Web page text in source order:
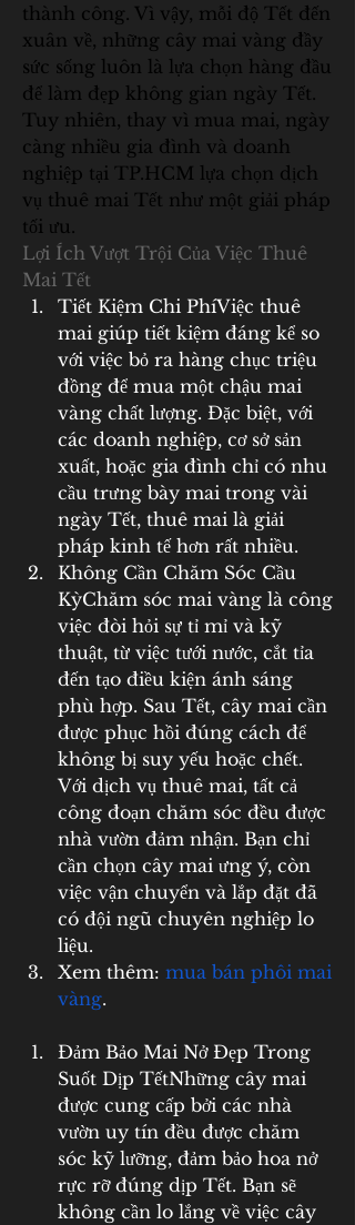
thành công. Vì vậy, mỗi độ Tết đến
xuân về, những cây mai vàng đầy
sức sống luôn là lựa chọn hàng đầu
để làm đẹp không gian ngày Tết.
Tuy nhiên, thay vì mua mai, ngày
càng nhiều gia đình và doanh
nghiệp tại TP.HCM lựa chọn dịch
vụ thuê mai Tết như một giải pháp
tối ưu.
Lợi Ích Vượt Trội Của Việc Thuê
Mai Tết
Tiết Kiệm Chi PhíViệc thuê
mai giúp tiết kiệm đáng kể so
với việc bỏ ra hàng chục triệu
đồng để mua một chậu mai
vàng chất lượng. Đặc biệt, với
các doanh nghiệp, cơ sở sản
xuất, hoặc gia đình chỉ có nhu
cầu trưng bày mai trong vài
ngày Tết, thuê mai là giải
pháp kinh tế hơn rất nhiều.
Không Cần Chăm Sóc Cầu
KỳChăm sóc mai vàng là công
việc đòi hỏi sự tỉ mỉ và kỹ
thuật, từ việc tưới nước, cắt tỉa
đến tạo điều kiện ánh sáng
phù hợp. Sau Tết, cây mai cần
được phục hồi đúng cách để
không bị suy yếu hoặc chết.
Với dịch vụ thuê mai, tất cả
công đoạn chăm sóc đều được
nhà vườn đảm nhận. Bạn chỉ
cần chọn cây mai ưng ý, còn
việc vận chuyển và lắp đặt đã
có đội ngũ chuyên nghiệp lo
liệu.
Xem thêm: mua bán phôi mai
vàng.
Đảm Bảo Mai Nở Đẹp Trong
Suốt Dịp TếtNhững cây mai
được cung cấp bởi các nhà
vườn uy tín đều được chăm
sóc kỹ lưỡng, đảm bảo hoa nở
rực rỡ đúng dịp Tết. Bạn sẽ
không cần lo lắng về việc cây